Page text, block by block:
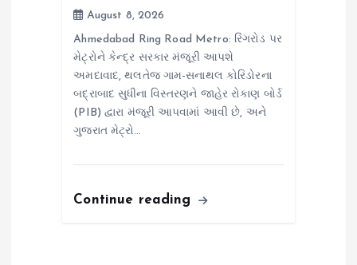
August 8, 2026
Ahmedabad Ring Road Metro: રિંગરોડ પર
મેટ્રોને કેન્દ્ર સરકાર મંજૂરી આપશે
અમદાવાદ, થલતેજ ગામ-સનાથલ કોરિડોરના
બદ્રાબાદ સુધીના વિસ્તરણને જાહેર રોકાણ બોર્ડ
(PIB) દ્વારા મંજૂરી આપવામાં આવી છે, અને
ગુજરાત મેટ્રો…
Continue reading